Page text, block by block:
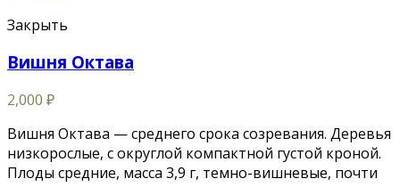
Закрыть
Вишня Октава
2,000 ₽
Вишня Октава — среднего срока созревания. Деревья
низкорослые, с округлой компактной густой кроной.
Плоды средние, масса 3,9 г, темно-вишневые, почти